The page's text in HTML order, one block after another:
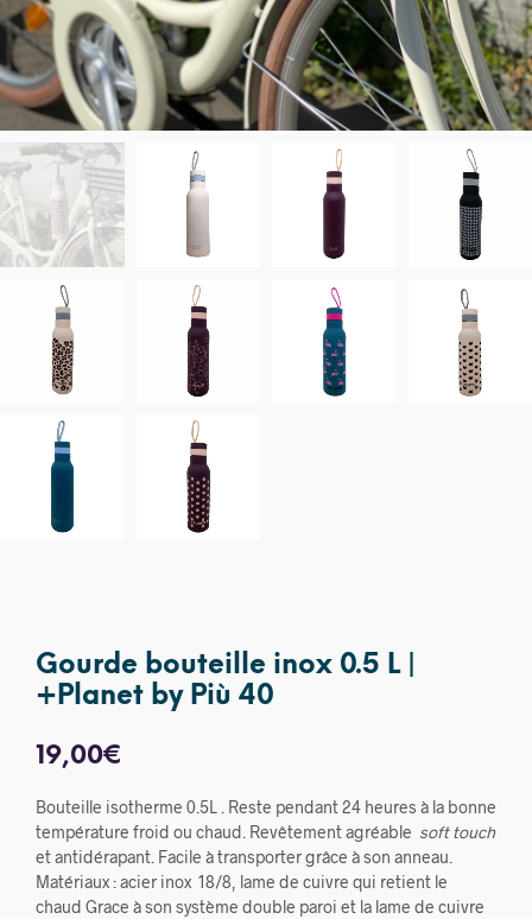
Gourde bouteille inox 0.5 L |
+Planet by Più 40
19,00€
Bouteille isotherme 0.5L . Reste pendant 24 heures à la bonne
température froid ou chaud. Revêtement agréable soft touch
et antidérapant. Facile à transporter grâce à son anneau.
Matériaux : acier inox 18/8, lame de cuivre qui retient le
chaud Grace à son système double paroi et la lame de cuivre